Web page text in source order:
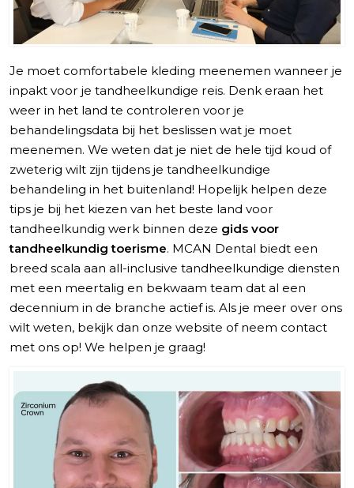
Je moet comfortabele kleding meenemen wanneer je
inpakt voor je tandheelkundige reis. Denk eraan het
weer in het land te controleren voor je
behandelingsdata bij het beslissen wat je moet
meenemen. We weten dat je niet de hele tijd koud of
zweterig wilt zijn tijdens je tandheelkundige
behandeling in het buitenland! Hopelijk helpen deze
tips je bij het kiezen van het beste land voor
tandheelkundig werk binnen deze gids voor
tandheelkundig toerisme. MCAN Dental biedt een
breed scala aan all-inclusive tandheelkundige diensten
met een meertalig en bekwaam team dat al een
decennium in de branche actief is. Als je meer over ons
wilt weten, bekijk dan onze website of neem contact
met ons op! We helpen je graag!